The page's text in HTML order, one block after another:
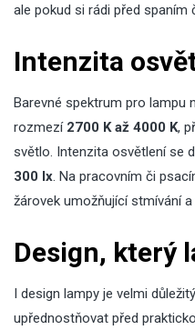
ale pokud si rádi před spaním
Intenzita
Barevné spektrum pro lampu
rozmezí 2700 K až 4000 K,
světlo. Intenzita osvětlení se
300 lx. Na pracovním či
žárovek umožňující stmívání
Design, který
I design lampy je velmi
upřednostňovat před